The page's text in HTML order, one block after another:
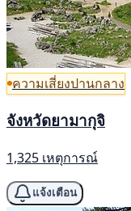
ความเสี่ยงปานกลาง
จังหวัดยามากุจิ
1,325 เหตุการณ์
แจ้งเตือน